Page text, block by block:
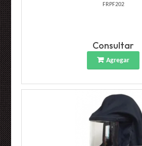
FRPF202
Consultar
Agregar